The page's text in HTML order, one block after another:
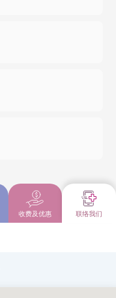
收费及优惠 联络我们